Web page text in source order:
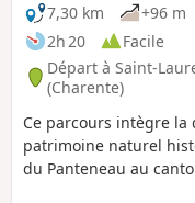
7,30 km
+96 m
2h 20
Facile
Départ à Saint-
(Charente)
Ce parcours intègre la
patrimoine naturel
du Panteneau au